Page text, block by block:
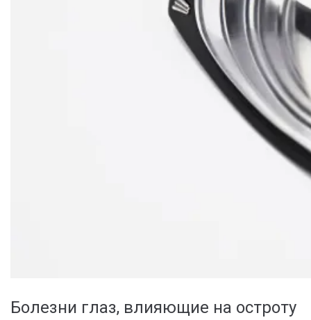
Болезни глаз, влияющие на остроту